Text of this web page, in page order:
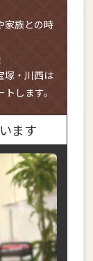
家族との時
塚・川西は
します。
ます